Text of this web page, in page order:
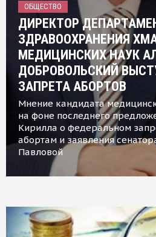
ОБЩЕСТВО
ДИРЕКТОР
ЗДРАВООХРАНЕНИЯ
МЕДИЦИНСКИХ НАУК
ДОБРОВОЛЬСКИЙ
ЗАПРЕТА АБОРТОВ
Мнение кандидата
на фоне последнего
Кирилла о федеральном
абортам и заявления
Павловой